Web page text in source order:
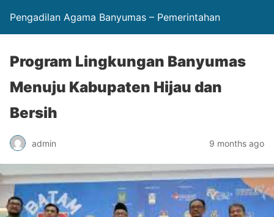
Pengadilan Agama Banyumas – Pemerintahan
Program Lingkungan Banyumas
Menuju Kabupaten Hijau dan
Bersih
admin 9 months ago